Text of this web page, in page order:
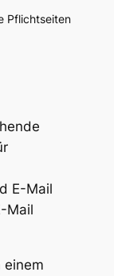
Pflichtseiten
E-Mail
Mail
einem